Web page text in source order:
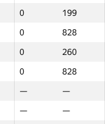
0
199
0
828
0
260
0
828
—
—
—
—
0
199
0
828
0
260
0
828
—
—
—
—